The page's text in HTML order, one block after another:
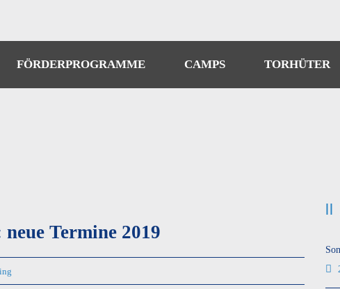
FÖRDERPROGRAMME CAMPS TORHÜTER
Termine 2019